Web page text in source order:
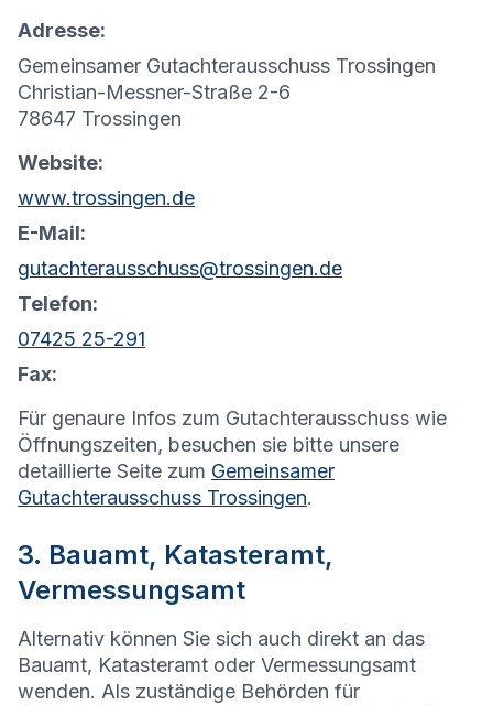
Adresse:
Gemeinsamer Gutachterausschuss Trossingen
Christian-Messner-Straße 2-6
78647 Trossingen
Website:
www.trossingen.de
E-Mail:
gutachterausschuss@trossingen.de
Telefon:
07425 25-291
Fax:
Für genaure Infos zum Gutachterausschuss wie
Öffnungszeiten, besuchen sie bitte unsere
detaillierte Seite zum Gemeinsamer
Gutachterausschuss Trossingen.
3. Bauamt, Katasteramt,
Vermessungsamt
Alternativ können Sie sich auch direkt an das
Bauamt, Katasteramt oder Vermessungsamt
wenden. Als zuständige Behörden für